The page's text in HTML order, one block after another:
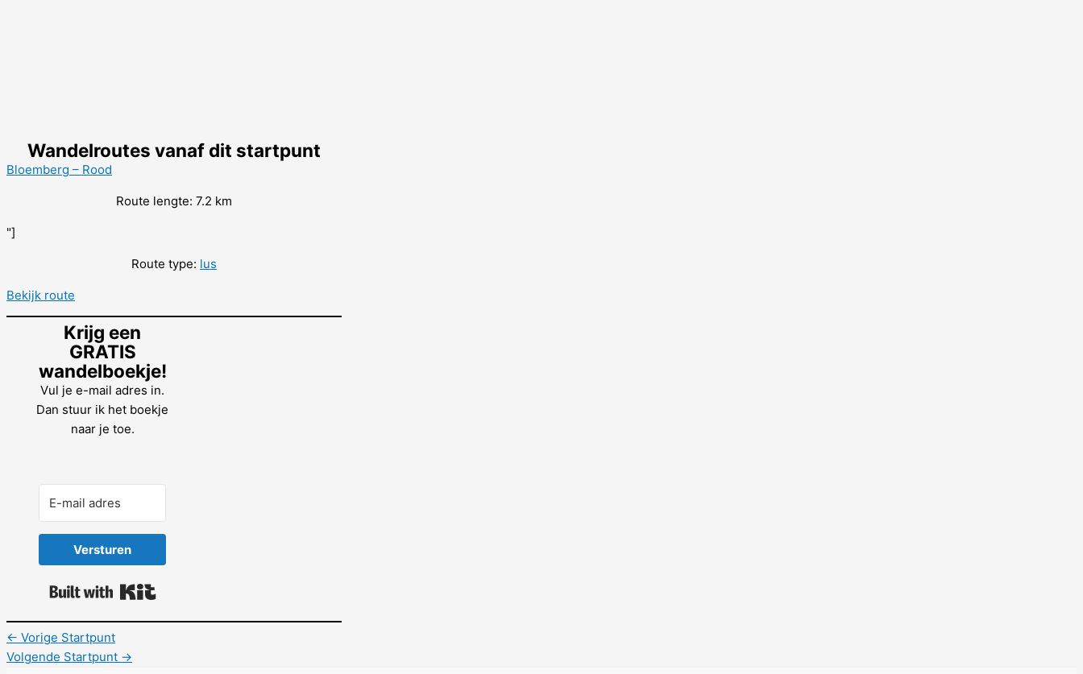
Wandelroutes vanaf dit startpunt
Bloemberg – Rood
Route lengte: 7.2 km
"]
Route type: lus
Bekijk route
Krijg een
GRATIS
wandelboekje!
Vul je e-mail adres in.
Dan stuur ik het boekje
naar je toe.
Versturen
← Vorige Startpunt
Volgende Startpunt →